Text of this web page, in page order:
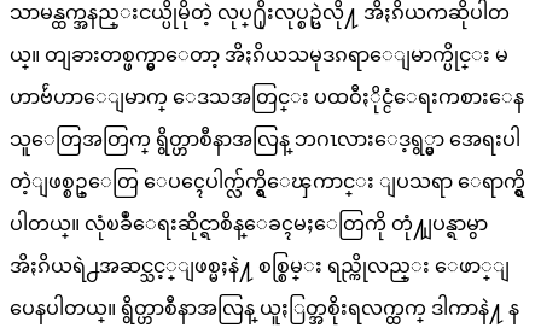
သာမန္ထက္အနည္းငယ္ပိုမိုတဲ့ လုပ္႐ိုးလုပ္စဥ္ပဲလို႔ အိႏၵိယကဆိုပါတ
ယ္။ တျခားတစ္ဖက္မွာေတာ့ အိႏၵိယသမုဒၵရာေျမာက္ပိုင္း မ
ဟာဗ်ဴဟာေျမာက္ ေဒသအတြင္း ပထဝီႏိုင္ငံေရးကစားေန
သူေတြအတြက္ ရွိတ္ဟာစီနာအလြန္ ဘဂၤလားေဒ့ရွ္မွာ အေရးပါ
တဲ့ျဖစ္စဥ္ေတြ ေပၚေပါက္လ်က္ရွိေၾကာင္း ျပသရာ ေရာက္ရွိ
ပါတယ္။ လုံၿခဳံေရးဆိုင္ရာစိန္ေခၚမႈေတြကို တုံ႔ျပန္ရာမွာ
အိႏၵိယရဲ႕အဆင္သင့္ျဖစ္မႈနဲ႔ စစ္စြမ္း ရည္ကိုလည္း ေဖာ္ျ
ပေနပါတယ္။ ရွိတ္ဟာစီနာအလြန္ ယူႏြတ္အစိုးရလက္ထက္ ဒါကာနဲ႔ န